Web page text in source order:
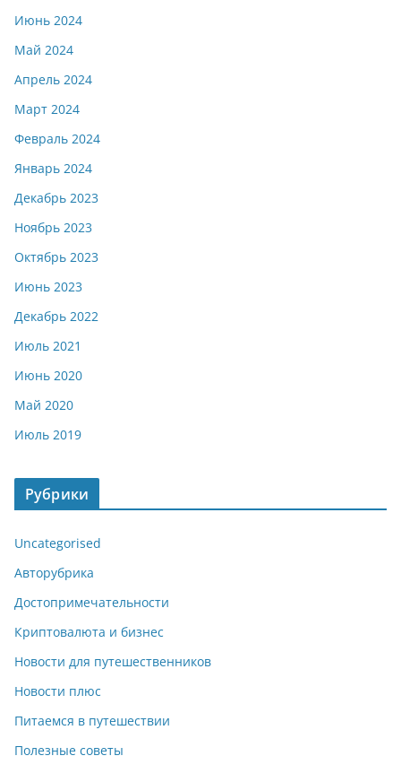
Июнь 2024
Май 2024
Апрель 2024
Март 2024
Февраль 2024
Январь 2024
Декабрь 2023
Ноябрь 2023
Октябрь 2023
Июнь 2023
Декабрь 2022
Июль 2021
Июнь 2020
Май 2020
Июль 2019
Рубрики
Uncategorised
Авторубрика
Достопримечательности
Криптовалюта и бизнес
Новости для путешественников
Новости плюс
Питаемся в путешествии
Полезные советы